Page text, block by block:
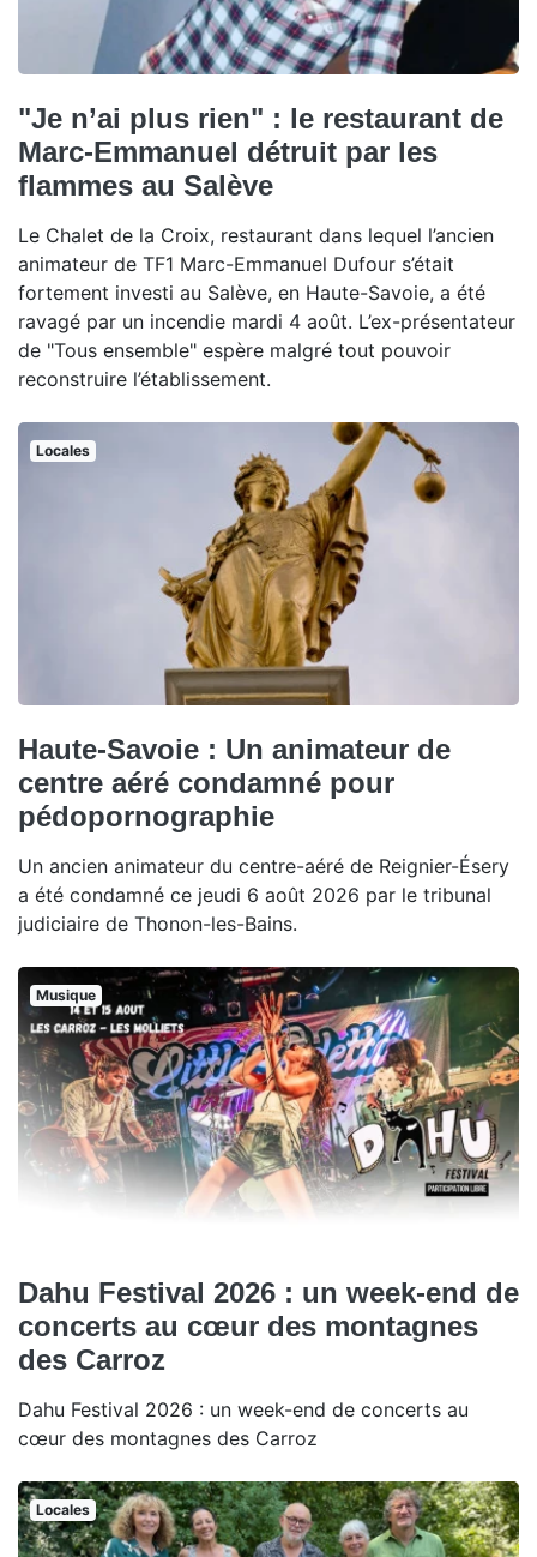
"Je n’ai plus rien" : le restaurant de
Marc-Emmanuel détruit par les
flammes au Salève
Le Chalet de la Croix, restaurant dans lequel l’ancien
animateur de TF1 Marc-Emmanuel Dufour s’était
fortement investi au Salève, en Haute-Savoie, a été
ravagé par un incendie mardi 4 août. L’ex-présentateur
de "Tous ensemble" espère malgré tout pouvoir
reconstruire l’établissement.
Locales
Haute-Savoie : Un animateur de
centre aéré condamné pour
pédopornographie
Un ancien animateur du centre-aéré de Reignier-Ésery
a été condamné ce jeudi 6 août 2026 par le tribunal
judiciaire de Thonon-les-Bains.
Musique
Dahu Festival 2026 : un week-end de
concerts au cœur des montagnes
des Carroz
Dahu Festival 2026 : un week-end de concerts au
cœur des montagnes des Carroz
Locales